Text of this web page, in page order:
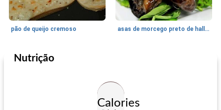
pão de queijo cremoso asas de morcego preto de halloween
Aperitivos e Petiscos
Nutrição
Calories